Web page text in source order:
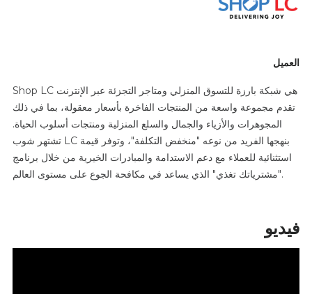
العميل
Shop LC هي شبكة بارزة للتسوق المنزلي ومتاجر التجزئة عبر الإنترنت
تقدم مجموعة واسعة من المنتجات الفاخرة بأسعار معقولة، بما في ذلك
المجوهرات والأزياء والجمال والسلع المنزلية ومنتجات أسلوب الحياة.
تشتهر شوب LC بنهجها الفريد من نوعه "منخفض التكلفة"، وتوفر قيمة
استثنائية للعملاء مع دعم الاستدامة والمبادرات الخيرية من خلال برنامج
"مشترياتك تغذي" الذي يساعد في مكافحة الجوع على مستوى العالم.
فيديو